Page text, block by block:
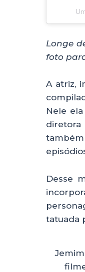
Longe
foto
A atriz,
Nele
Desse
tatuada